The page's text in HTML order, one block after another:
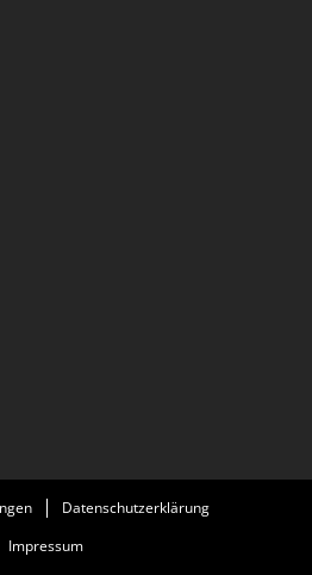
Datenschutzerklärung
Impressum